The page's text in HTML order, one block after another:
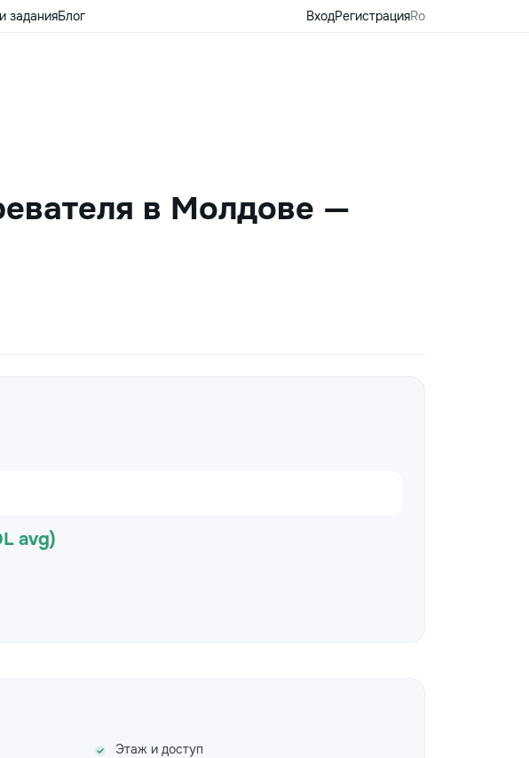
заданияБлог ВходРегистрацияRo
в Молдове —
avg)
Этаж и доступ